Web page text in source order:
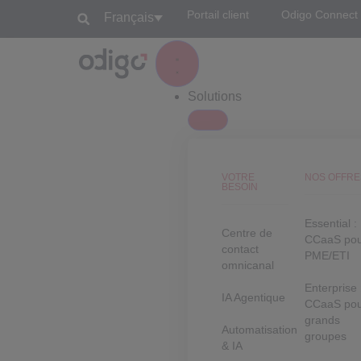
Français Portail client Odigo Connect
Solutions
VOTRE
BESOIN
Centre de
contact
omnicanal
IA Agentique
Automatisation
& IA
NOS
Essential :
CCaaS
PME/ETI
Enterprise :
CCaaS
grands
groupes